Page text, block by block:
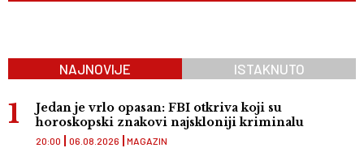
NAJNOVIJE ISTAKNUTO
Jedan je vrlo opasan: FBI otkriva koji su
horoskopski znakovi najskloniji kriminalu
MAGAZIN
20:00 06.08.2026